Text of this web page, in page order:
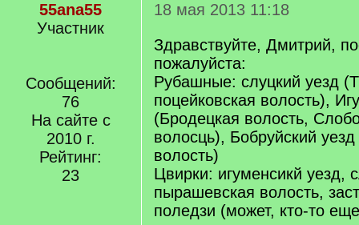
55ana55
Участник
Сообщений:
76
На сайте с
2010 г.
Рейтинг:
23
18 мая 2013 11:18
Здравствуйте, Дмитрий,
пожалуйста:
Рубашные: слуцкий уезд
поцейковская волость),
(Бродецкая волость,
волосць), Бобруйский уезд
волость)
Цвирки: игуменсикй уезд,
пырашевская волость,
поледзи (может, кто-то